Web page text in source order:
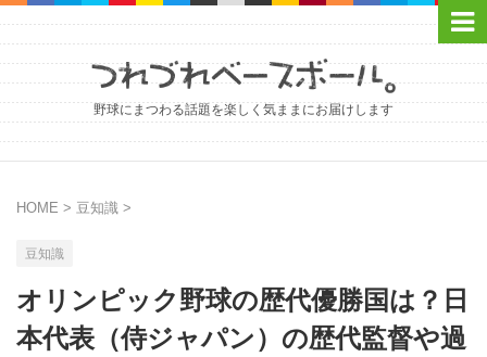
野球にまつわる話題を楽しく気ままにお届けします
HOME > 豆知識 >
豆知識
オリンピック野球の歴代優勝国は？日
本代表（侍ジャパン）の歴代監督や過